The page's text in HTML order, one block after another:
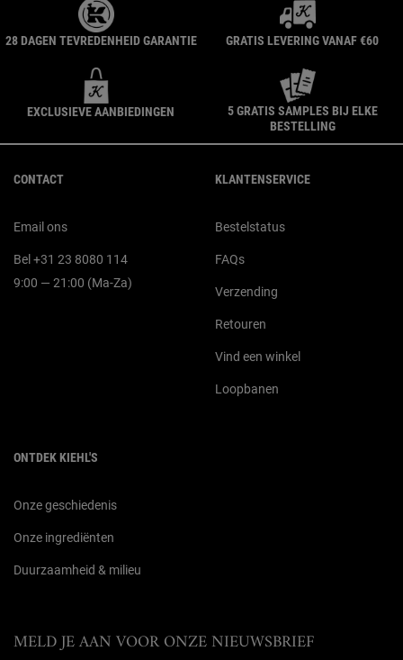
28 DAGEN TEVREDENHEID GARANTIE GRATIS LEVERING VANAF €60
EXCLUSIEVE AANBIEDINGEN
5 GRATIS SAMPLES BIJ ELKE
BESTELLING
CONTACT
Email ons
Bel +31 23 8080 114
9:00 — 21:00 (Ma-Za)
KLANTENSERVICE
Bestelstatus
FAQs
Verzending
Retouren
Vind een winkel
Loopbanen
ONTDEK KIEHL'S
Onze geschiedenis
Onze ingrediënten
Duurzaamheid & milieu
MELD JE AAN VOOR ONZE NIEUWSBRIEF